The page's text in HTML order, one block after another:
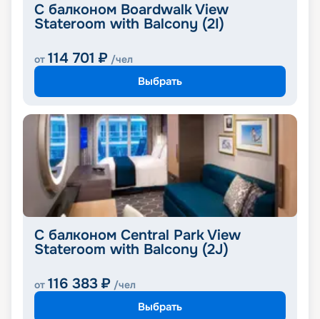
С балконом Boardwalk View
Stateroom with Balcony (2I)
от 114 701 ₽ /чел
Выбрать
С балконом Central Park View
Stateroom with Balcony (2J)
от 116 383 ₽ /чел
Выбрать